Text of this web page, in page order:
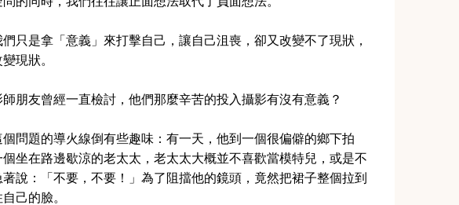
只是拿「意義」來打擊自己，讓自己沮喪，卻又改變不了現狀，
現狀。
朋友曾經一直檢討，他們那麼辛苦的投入攝影有沒有意義？
問題的導火線倒有些趣味：有一天，他到一個很偏僻的鄉下拍
坐在路邊歇涼的老太太，老太太大概並不喜歡當模特兒，或是不
說：「不要，不要！」為了阻擋他的鏡頭，竟然把裙子整個拉到
己的臉。